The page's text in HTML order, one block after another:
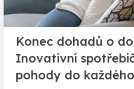
Konec dohadů o
Inovativní
pohody do